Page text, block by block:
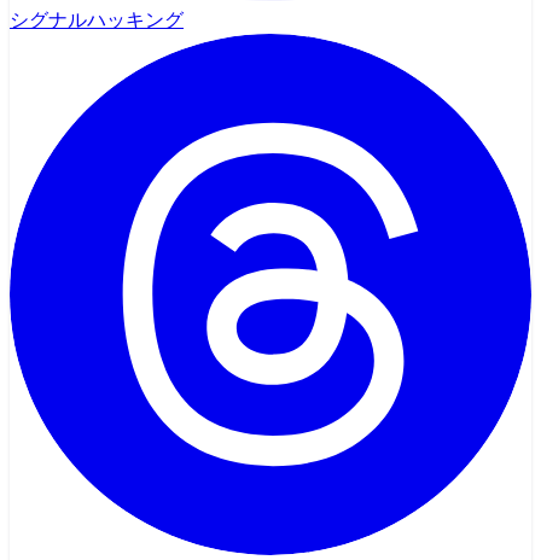
シグナルハッキング